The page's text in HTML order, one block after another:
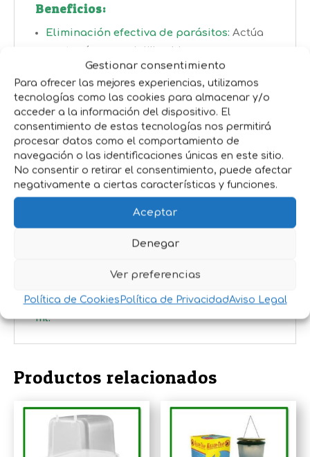
Gestionar consentimiento
Para ofrecer las mejores experiencias, utilizamos
tecnologías como las cookies para almacenar y/o
acceder a la información del dispositivo. El
consentimiento de estas tecnologías nos permitirá
procesar datos como el comportamiento de
navegación o las identificaciones únicas en este sitio.
No consentir o retirar el consentimiento, puede afectar
negativamente a ciertas características y funciones.
Aceptar
Denegar
Ver preferencias
Política de Cookies Política de PrivacidadAviso Legal
Beneficios:
Eliminación efectiva de parásitos: Actúa
contra ácaros, piojillos blancos, negros y
rojos, proporcionando un entorno libre de
infestaciones.
Fórmula de baja toxicidad: Seguro para
su uso en el entorno de aves sin causarles
daño.
Rápida evaporación: Su base
hidroalcohólica permite una evaporación
rápida, evitando la humedad en las jaulas.
Puede aplicarse sin riesgo de
dejar residuos en las superficies.
Fragancia agradable:Deja un aroma
Formato: Botella con pulverizador de 750
ml.
Productos relacionados